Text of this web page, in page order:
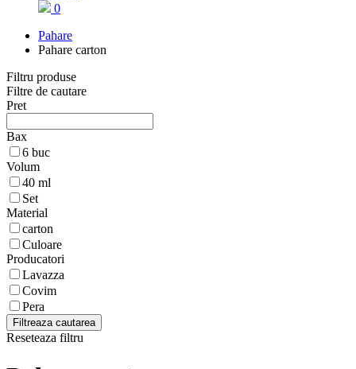
0
Pahare
Pahare carton
Filtru produse
Filtre de cautare
Pret
Bax
6 buc
Volum
40 ml
Set
Material
carton
Culoare
Producatori
Lavazza
Covim
Pera
Filtreaza cautarea
Reseteaza filtru